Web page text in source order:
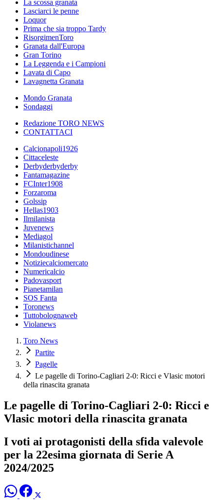
La scossa granata
Lasciarci le penne
Loquor
Prima che sia troppo Tardy
RisorgimenToro
Granata dall'Europa
Gran Torino
La Leggenda e i Campioni
Lavata di Capo
Lavagnetta Granata
Mondo Granata
Sondaggi
Redazione TORO NEWS
CONTATTACI
Calcionapoli1926
Cittaceleste
Derbyderbyderby
Fantamagazine
FCInter1908
Forzaroma
Golssip
Hellas1903
Ilmilanista
Juvenews
Mediagol
Milanistichannel
Mondoudinese
Notiziecalciomercato
Numericalcio
Padovasport
Pianetamilan
SOS Fanta
Toronews
Tuttobolognaweb
Violanews
Toro News
Partite
Pagelle
Le pagelle di Torino-Cagliari 2-0: Ricci e Vlasic motori
della rinascita granata
Le pagelle di Torino-Cagliari 2-0: Ricci e
Vlasic motori della rinascita granata
I voti ai protagonisti della sfida valevole
per la 22esima giornata di Serie A
2024/2025